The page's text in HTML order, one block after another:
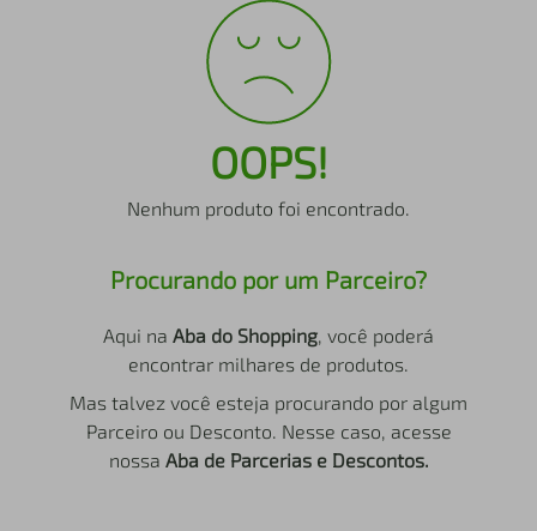
OOPS!
Nenhum produto foi encontrado.
Procurando por um Parceiro?
Aqui na Aba do Shopping, você poderá
encontrar milhares de produtos.
Mas talvez você esteja procurando por algum
Parceiro ou Desconto. Nesse caso, acesse
nossa Aba de Parcerias e Descontos.